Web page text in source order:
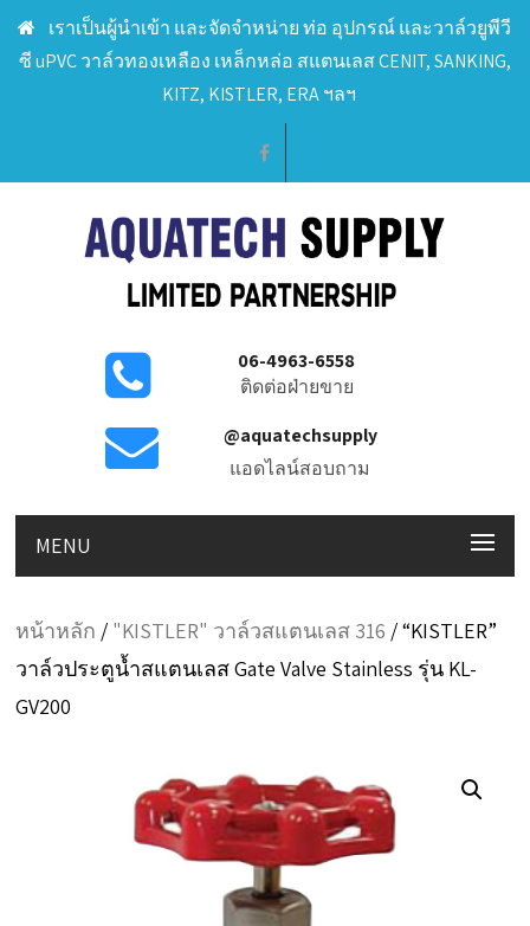
เราเป็นผู้นำเข้า และจัดจำหน่าย ท่อ อุปกรณ์ และวาล์วยูพีวี
ซี uPVC วาล์วทองเหลือง เหล็กหล่อ สแตนเลส CENIT, SANKING,
KITZ, KISTLER, ERA ฯลฯ
06-4963-6558
ติดต่อฝ่ายขาย
@aquatechsupply
แอดไลน์สอบถาม
MENU
หน้าหลัก / "KISTLER" วาล์วสแตนเลส 316 / “KISTLER”
วาล์วประตูน้ำสแตนเลส Gate Valve Stainless รุ่น KL-
GV200